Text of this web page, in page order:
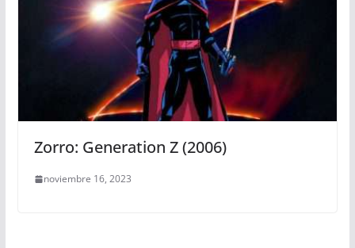
Zorro: Generation Z (2006)
noviembre 16, 2023